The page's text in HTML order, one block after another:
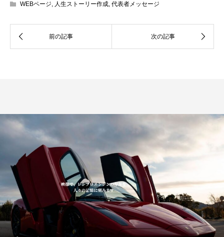
WEBページ, 人生ストーリー作成, 代表者メッセージ